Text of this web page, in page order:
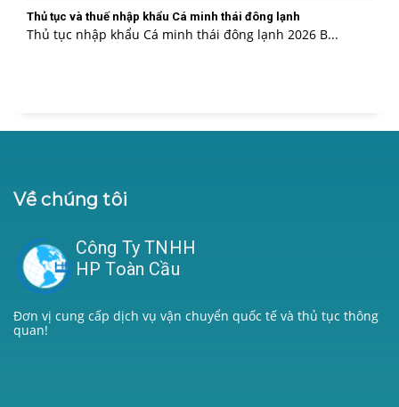
Thủ tục và thuế nhập khẩu Cá minh thái đông lạnh
Thủ tục nhập khẩu Cá minh thái đông lạnh 2026 B...
Về chúng tôi
Công Ty TNHH
HP Toàn Cầu
Đơn vị cung cấp dịch vụ vận chuyển quốc tế và thủ tục thông
quan!